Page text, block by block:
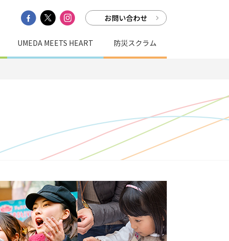
UMEDA MEETS HEART 防災スクラム
お問い合わせ